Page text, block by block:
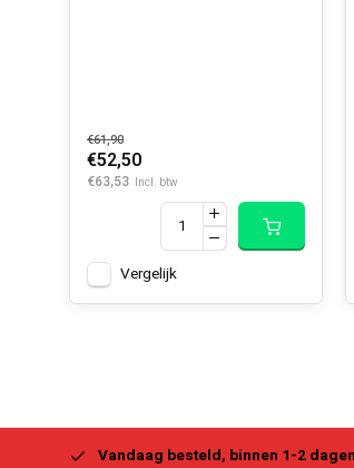
€61,90
€52,50
€63,53 Incl. btw
Vergelijk
Vandaag besteld, binnen 1-2